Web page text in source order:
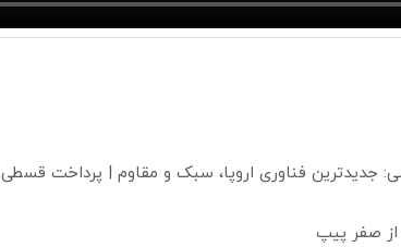
جدیدترین فناوری اروپا، سبک و مقاوم | پرداخت قسطی